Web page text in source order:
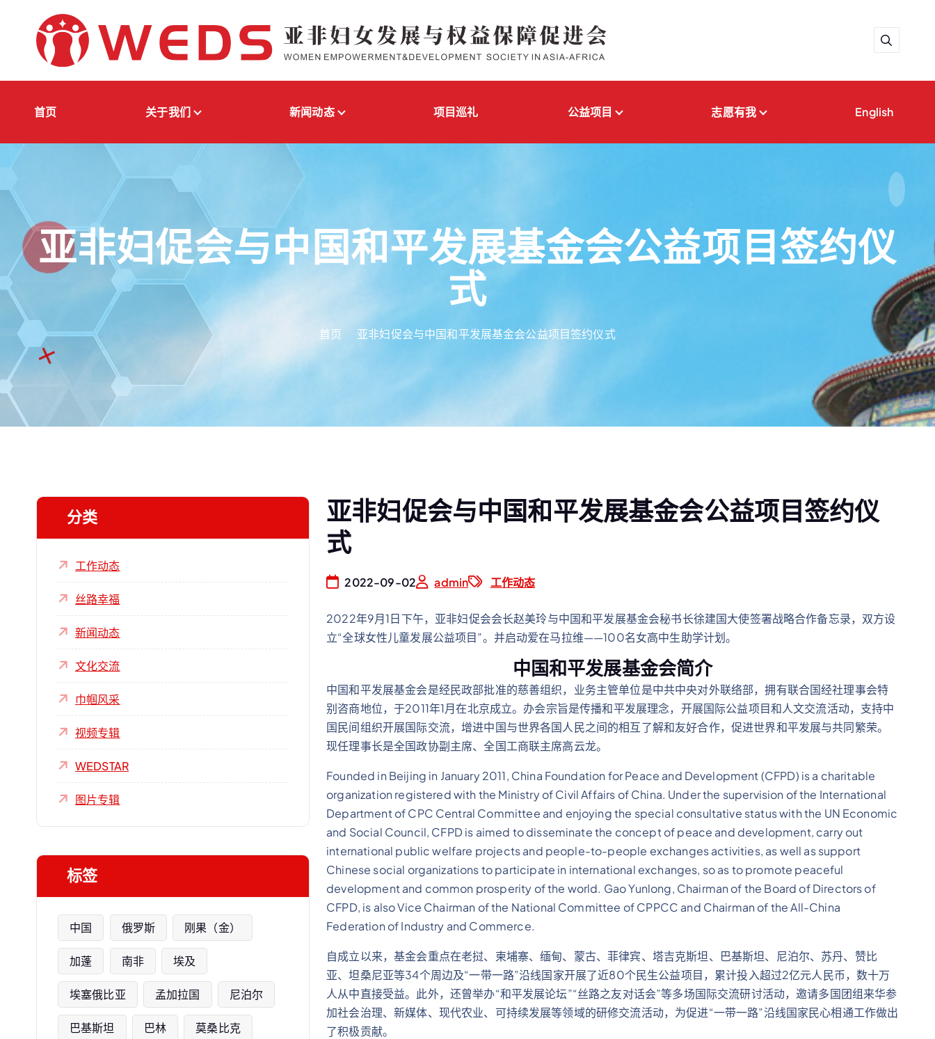
容
首页 关于我们 新闻动态 项目巡礼 公益项目 志愿有我 English
亚非妇促会与中国和平发展基金会公益项目签约仪
式
首页 亚非妇促会与中国和平发展基金会公益项目签约仪式
分类
工作动态
丝路幸福
新闻动态
文化交流
巾帼风采
视频专辑
WEDSTAR
图片专辑
标签
中国 俄罗斯 刚果（金）
加蓬 南非 埃及
埃塞俄比亚 孟加拉国 尼泊尔
巴基斯坦 巴林 莫桑比克
亚非妇促会与中国和平发展基金会公益项目签约仪
式
2022-09-02 admin 工作动态
2022年9月1日下午，亚非妇促会会长赵美玲与中国和平发展基金会秘书长徐建国大使签署战略合作备忘录，双方设
立“全球女性儿童发展公益项目”。并启动爱在马拉维——100名女高中生助学计划。
中国和平发展基金会简介
中国和平发展基金会是经民政部批准的慈善组织，业务主管单位是中共中央对外联络部，拥有联合国经社理事会特
别咨商地位，于2011年1月在北京成立。办会宗旨是传播和平发展理念，开展国际公益项目和人文交流活动，支持中
国民间组织开展国际交流，增进中国与世界各国人民之间的相互了解和友好合作，促进世界和平发展与共同繁荣。
现任理事长是全国政协副主席、全国工商联主席高云龙。
Founded in Beijing in January 2011, China Foundation for Peace and Development (CFPD) is a charitable
organization registered with the Ministry of Civil Affairs of China. Under the supervision of the International
Department of CPC Central Committee and enjoying the special consultative status with the UN Economic
and Social Council, CFPD is aimed to disseminate the concept of peace and development, carry out
international public welfare projects and people-to-people exchanges activities, as well as support
Chinese social organizations to participate in international exchanges, so as to promote peaceful
development and common prosperity of the world. Gao Yunlong, Chairman of the Board of Directors of
CFPD, is also Vice Chairman of the National Committee of CPPCC and Chairman of the All-China
Federation of Industry and Commerce.
自成立以来，基金会重点在老挝、柬埔寨、缅甸、蒙古、菲律宾、塔吉克斯坦、巴基斯坦、尼泊尔、苏丹、赞比
亚、坦桑尼亚等34个周边及“一带一路”沿线国家开展了近80个民生公益项目，累计投入超过2亿元人民币，数十万
人从中直接受益。此外，还曾举办“和平发展论坛”“丝路之友对话会”等多场国际交流研讨活动，邀请多国团组来华参
加社会治理、新媒体、现代农业、可持续发展等领域的研修交流活动，为促进“一带一路”沿线国家民心相通工作做出
了积极贡献。